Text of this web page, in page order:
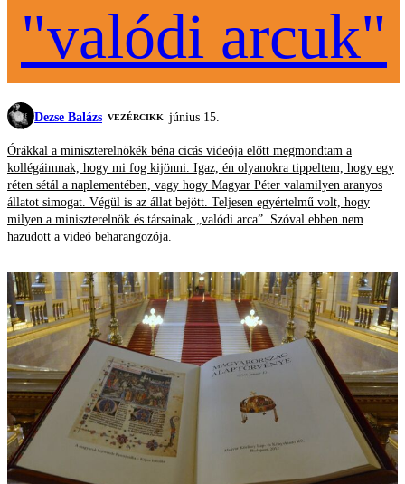
"valódi arcuk"
Dezse Balázs VEZÉRCIKK június 15.
Órákkal a miniszterelnökék béna cicás videója előtt megmondtam a
kollégáimnak, hogy mi fog kijönni. Igaz, én olyanokra tippeltem, hogy egy
réten sétál a naplementében, vagy hogy Magyar Péter valamilyen aranyos
állatot simogat. Végül is az állat bejött. Teljesen egyértelmű volt, hogy
milyen a miniszterelnök és társainak „valódi arca”. Szóval ebben nem
hazudott a videó beharangozója.